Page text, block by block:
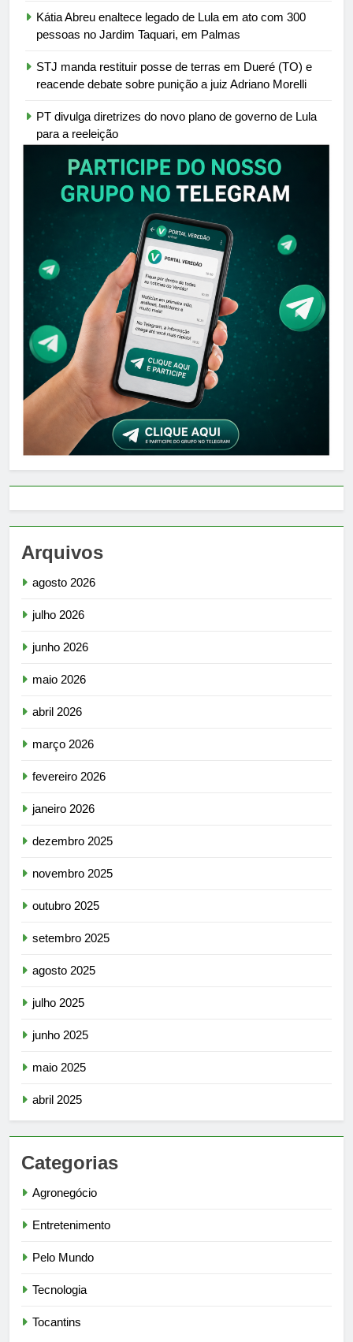
Kátia Abreu enaltece legado de Lula em ato com 300
pessoas no Jardim Taquari, em Palmas
STJ manda restituir posse de terras em Dueré (TO) e
reacende debate sobre punição a juiz Adriano Morelli
PT divulga diretrizes do novo plano de governo de Lula
para a reeleição
Arquivos
agosto 2026
julho 2026
junho 2026
maio 2026
abril 2026
março 2026
fevereiro 2026
janeiro 2026
dezembro 2025
novembro 2025
outubro 2025
setembro 2025
agosto 2025
julho 2025
junho 2025
maio 2025
abril 2025
Categorias
Agronegócio
Entretenimento
Pelo Mundo
Tecnologia
Tocantins